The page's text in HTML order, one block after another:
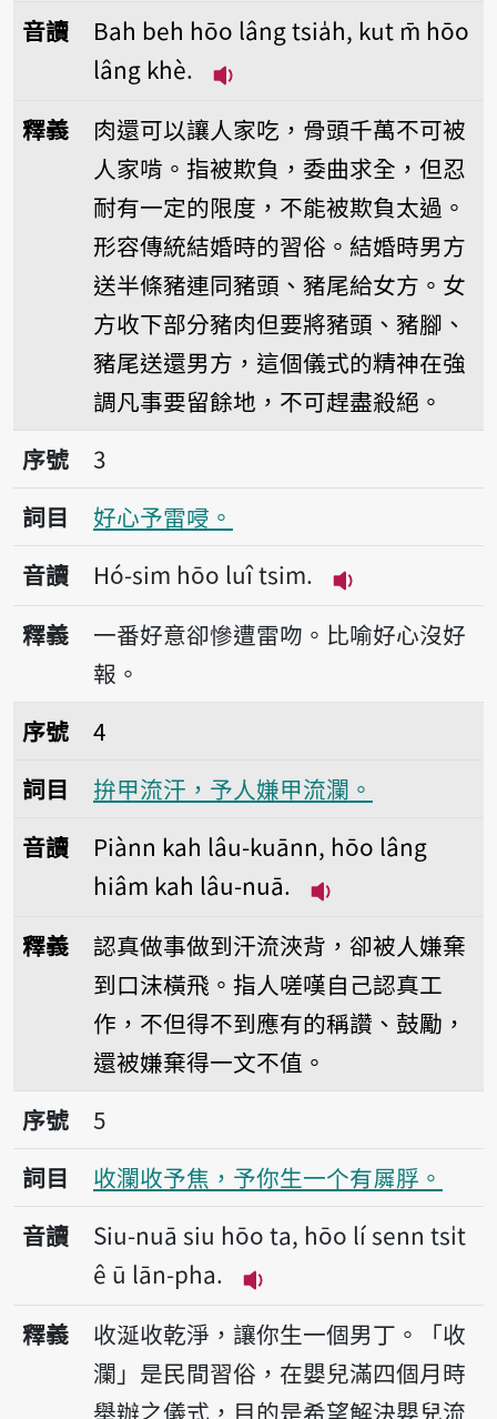
音讀
Bah beh hōo lâng tsia̍h, kut m̄ hōo
lâng khè.
釋義
肉還可以讓人家吃，骨頭千萬不可被
人家啃。指被欺負，委曲求全，但忍
耐有一定的限度，不能被欺負太過。
形容傳統結婚時的習俗。結婚時男方
送半條豬連同豬頭、豬尾給女方。女
方收下部分豬肉但要將豬頭、豬腳、
豬尾送還男方，這個儀式的精神在強
調凡事要留餘地，不可趕盡殺絕。
序號3好心予雷唚。
序號
3
詞目
好心予雷唚。
音讀
Hó-sim hōo luî tsim.
播放音讀Hó-
釋義
一番好意卻慘遭雷吻。比喻好心沒好
報。
序號4拚甲流汗，予人嫌甲流瀾。
序號
4
詞目
拚甲流汗，予人嫌甲流瀾。
音讀
Piànn kah lâu-kuānn, hōo lâng
hiâm kah lâu-nuā.
釋義
認真做事做到汗流浹背，卻被人嫌棄
到口沫橫飛。指人嗟嘆自己認真工
作，不但得不到應有的稱讚、鼓勵，
還被嫌棄得一文不值。
序號5收瀾收予焦，予你生一个有𡳞脬。
序號
5
詞目
收瀾收予焦，予你生一个有𡳞脬。
音讀
Siu-nuā siu hōo ta, hōo lí senn tsi̍t
ê ū lān-pha.
播放音讀Siu-nuā siu
釋義
收涎收乾淨，讓你生一個男丁。「收
瀾」是民間習俗，在嬰兒滿四個月時
舉辦之儀式，目的是希望解決嬰兒流